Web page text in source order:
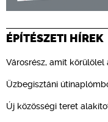
ÉPÍTÉSZETI HÍREK
Városrész, amit körülölel
Üzbegisztáni
Új közösségi teret